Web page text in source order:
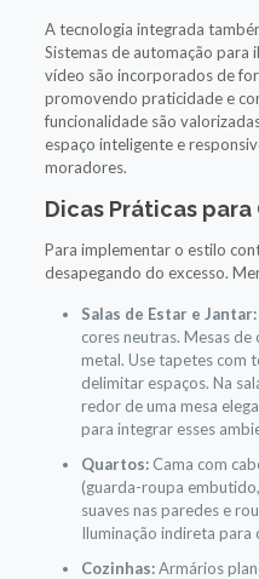
A tecnologia integrada
Sistemas de automação para
vídeo são incorporados de
promovendo praticidade e
funcionalidade são
espaço inteligente e
moradores.
Dicas Práticas para
Para implementar o estilo
desapegando do excesso.
Salas de Estar e Jantar:
cores neutras. Mesas
metal. Use tapetes com
delimitar espaços. Na
redor de uma mesa
para integrar esses
Quartos:Cama com
(guarda-roupa
suaves nas paredes e
Iluminação indireta para
Cozinhas:Armários